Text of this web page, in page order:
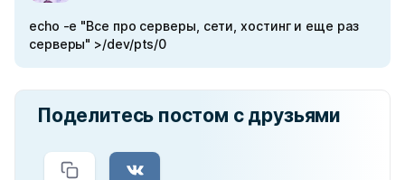
echo -e "Все про серверы, сети, хостинг и еще раз
серверы" >/dev/pts/0
Поделитесь постом с друзьями